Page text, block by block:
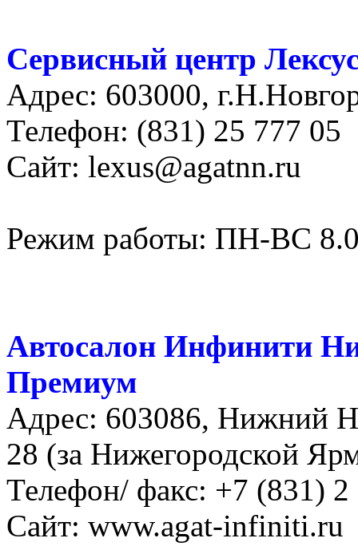
Сервисный центр
Адрес: 603000,
Телефон: (831) 25 777 05
Сайт: lexus@agatnn.ru
Режим работы: ПН-ВС
Автосалон Инфинити
Премиум
Адрес: 603086, Нижний
28 (за Нижегородской
Телефон/ факс: +7 (831) 2
Сайт: www.agat-infiniti.ru